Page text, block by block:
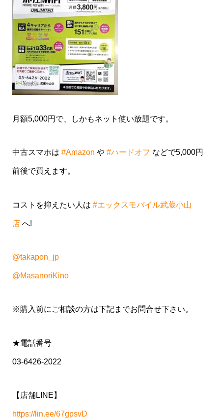
月額5,000円で、しかもネット使い放題です。
中古スマホは #Amazon や #ハードオフ などで5,000円
前後で買えます。
コストを抑えたい人は #エックスモバイル武蔵小山
店へ!
@takapon_jp
@MasanoriKino
※購入前にご相談の方は下記までお問合せ下さい。
★電話番号
03-6426-2022
【店舗LINE】
https://lin.ee/67gpsvD